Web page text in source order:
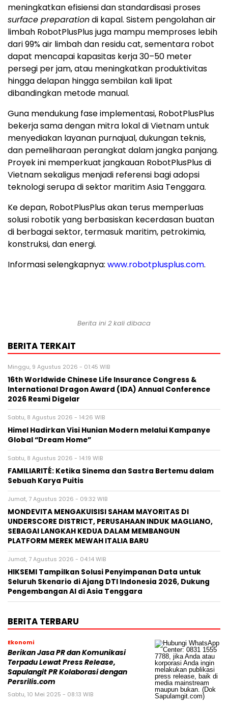
meningkatkan efisiensi dan standardisasi proses
surface preparationdi kapal. Sistem pengolahan air
limbah RobotPlusPlus juga mampu memproses lebih
dari 99% air limbah dan residu cat, sementara robot
dapat mencapai kapasitas kerja 30–50 meter
persegi per jam, atau meningkatkan produktivitas
hingga delapan hingga sembilan kali lipat
dibandingkan metode manual.
Guna mendukung fase implementasi, RobotPlusPlus
bekerja sama dengan mitra lokal di Vietnam untuk
menyediakan layanan purnajual, dukungan teknis,
dan pemeliharaan perangkat dalam jangka panjang.
Proyek ini memperkuat jangkauan RobotPlusPlus di
Vietnam sekaligus menjadi referensi bagi adopsi
teknologi serupa di sektor maritim Asia Tenggara.
Ke depan, RobotPlusPlus akan terus memperluas
solusi robotik yang berbasiskan kecerdasan buatan
di berbagai sektor, termasuk maritim, petrokimia,
konstruksi, dan energi.
Informasi selengkapnya: www.robotplusplus.com.
Berita ini 2 kali dibaca
BERITA TERKAIT
Minggu, 9 Agustus 2026 - 01:45 WIB
16th Worldwide Chinese Life Insurance Congress &
International Dragon Award (IDA) Annual Conference
2026 Resmi Digelar
Sabtu, 8 Agustus 2026 - 14:26 WIB
Himel Hadirkan Visi Hunian Modern melalui Kampanye
Global “Dream Home”
Sabtu, 8 Agustus 2026 - 14:19 WIB
FAMILIARITÉ: Ketika Sinema dan Sastra Bertemu dalam
Sebuah Karya Puitis
Jumat, 7 Agustus 2026 - 09:32 WIB
MONDEVITA MENGAKUISISI SAHAM MAYORITAS DI
UNDERSCORE DISTRICT, PERUSAHAAN INDUK MAGLIANO,
SEBAGAI LANGKAH KEDUA DALAM MEMBANGUN
PLATFORM MEREK MEWAH ITALIA BARU
Jumat, 7 Agustus 2026 - 04:14 WIB
HIKSEMI Tampilkan Solusi Penyimpanan Data untuk
Seluruh Skenario di Ajang DTI Indonesia 2026, Dukung
Pengembangan AI di Asia Tenggara
BERITA TERBARU
Ekonomi
Berikan Jasa PR dan Komunikasi
Terpadu Lewat Press Release,
Sapulangit PR Kolaborasi dengan
Persrilis.com
Sabtu, 10 Mei 2025 - 08:13 WIB